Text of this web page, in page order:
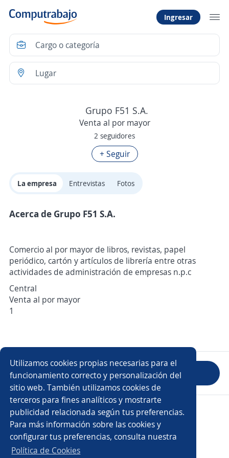
Utilizamos cookies propias necesarias para el
funcionamiento correcto y personalización del
sitio web. También utilizamos cookies de
terceros para fines analíticos y mostrarte
publicidad relacionada según tus preferencias.
Para más información sobre las cookies y
configurar tus preferencias, consulta nuestra
Política de Cookies
Ingresar
Grupo F51 S.A.
Venta al por mayor
2 seguidores
+ Seguir
La empresa Entrevistas Fotos
Acerca de Grupo F51 S.A.
Comercio al por mayor de libros, revistas, papel
periódico, cartón y artículos de librería entre otras
actividades de administración de empresas n.p.c
Central
Venta al por mayor
1
Evaluar empresa
Copyright 2014 - 2026 DGNET LTD.
Aviso legal
/ Privacidad